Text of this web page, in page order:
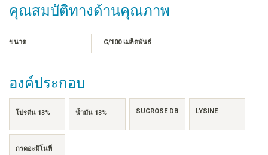
คุณสมบัติทางด้านคุณภาพ
ขนาด G/100 เมล็ดพันธ์
องค์ประกอบ
โปรตีน 13% น้ำมัน 13% SUCROSE DB LYSINE
กรดอะมิโนที่